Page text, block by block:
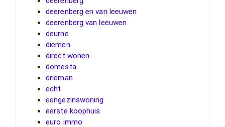
deerenberg en van leeuwen
deerenberg van leeuwen
deurne
diemen
direct wonen
domesta
drieman
echt
eengezinswoning
eerste koophuis
euro immo